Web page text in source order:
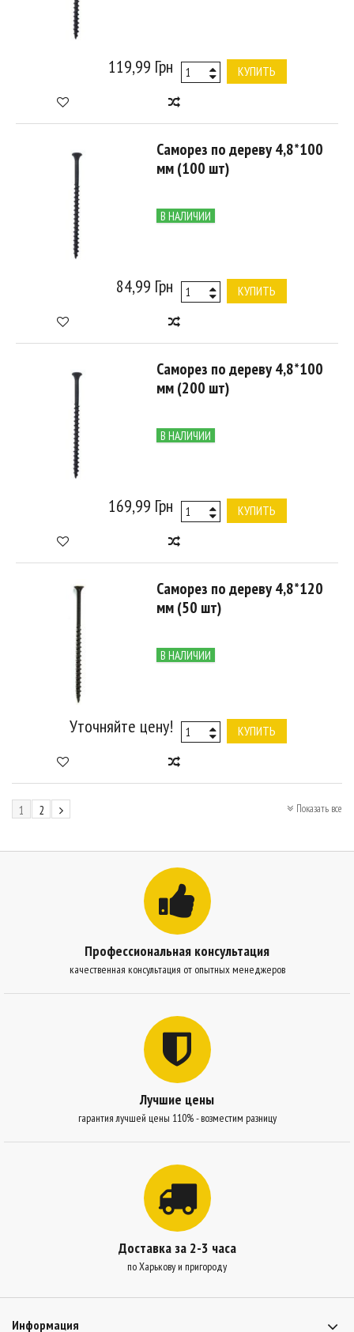
119,99 Грн КУПИТЬ
Саморез по дереву 4,8*100
мм (100 шт)
В НАЛИЧИИ
84,99 Грн КУПИТЬ
Саморез по дереву 4,8*100
мм (200 шт)
В НАЛИЧИИ
169,99 Грн КУПИТЬ
Саморез по дереву 4,8*120
мм (50 шт)
В НАЛИЧИИ
Уточняйте цену! КУПИТЬ
Показать все
1 2
Профессиональная консультация
качественная консультация от опытных менеджеров
Лучшие цены
гарантия лучшей цены 110% - возместим разницу
Доставка за 2-3 часа
по Харькову и пригороду
Информация